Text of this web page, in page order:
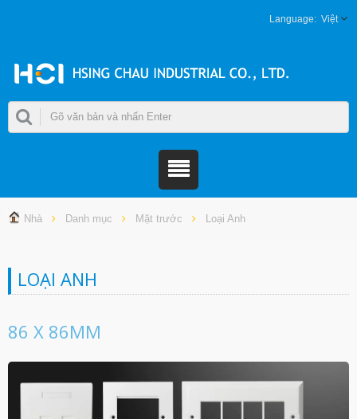
Việt
Nhà Danh mục Mặt trước Loại Anh
LOẠI ANH
86 X 86MM